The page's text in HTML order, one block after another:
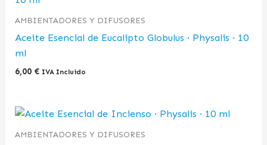
AMBIENTADORES Y DIFUSORES
Aceite Esencial de Eucalipto Globulus · Physalis · 10
ml
6,00 € IVA Incluido
AMBIENTADORES Y DIFUSORES